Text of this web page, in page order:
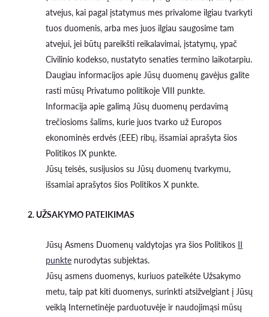
atvejus, kai pagal įstatymus mes privalome ilgiau tvarkyti
tuos duomenis, arba mes juos ilgiau saugosime tam
atvejui, jei būtų pareikšti reikalavimai, įstatymų, ypač
Civilinio kodekso, nustatyto senaties termino laikotarpiu.
Daugiau informacijos apie Jūsų duomenų gavėjus galite
rasti mūsų Privatumo politikoje VIII punkte.
Informacija apie galimą Jūsų duomenų perdavimą
trečiosioms šalims, kurie juos tvarko už Europos
ekonominės erdvės (EEE) ribų, išsamiai aprašyta šios
Politikos IX punkte.
Jūsų teisės, susijusios su Jūsų duomenų tvarkymu,
išsamiai aprašytos šios Politikos X punkte.
2. UŽSAKYMO PATEIKIMAS
Jūsų Asmens Duomenų valdytojas yra šios Politikos II
punkte nurodytas subjektas.
Jūsų asmens duomenys, kuriuos pateikėte Užsakymo
metu, taip pat kiti duomenys, surinkti atsižvelgiant į Jūsų
veiklą Internetinėje parduotuvėje ir naudojimąsi mūsų